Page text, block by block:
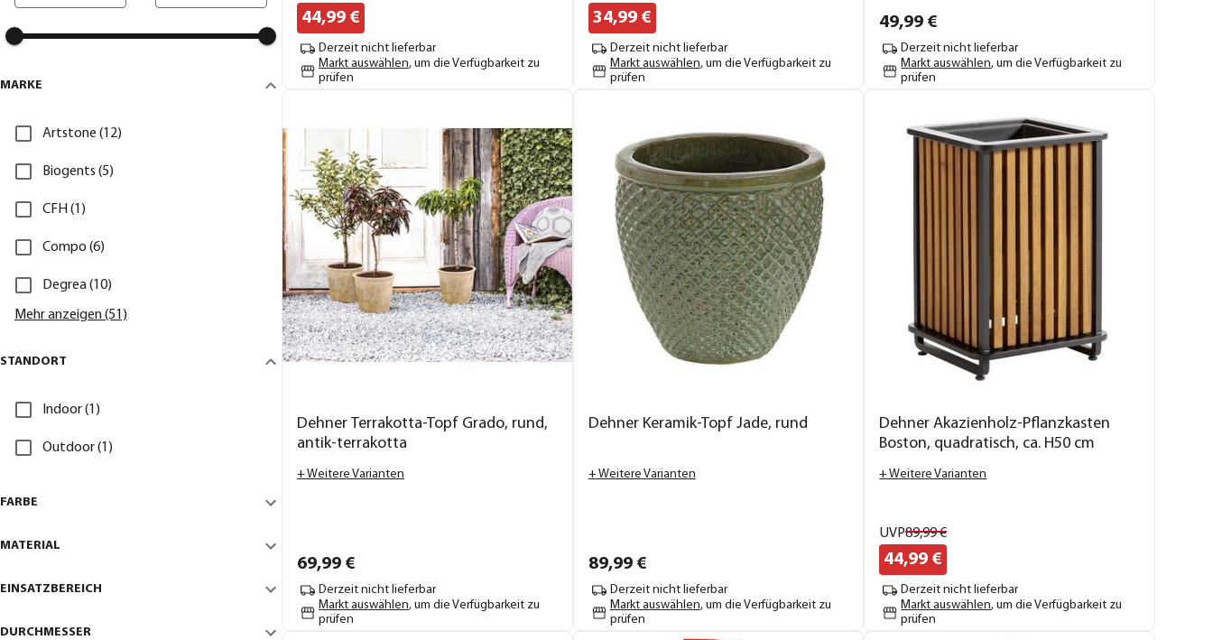
MARKE
Artstone (12)
Biogents (5)
CFH (1)
Compo (6)
Degrea (10)
Mehr anzeigen (51)
STANDORT
Indoor (1)
Outdoor (1)
FARBE
MATERIAL
EINSATZBEREICH
DURCHMESSER
44,99 €
Derzeit nicht lieferbar
Markt auswählen, um die Verfügbarkeit zu
prüfen
34,99€
Derzeit nicht lieferbar
Markt auswählen, um die Verfügbarkeit zu
prüfen
49,99 €
Derzeit nicht lieferbar
Markt auswählen, um die Verfügbarkeit zu
prüfen
Dehner Terrakotta-Topf Grado, rund,
antik-terrakotta
+ Weitere Varianten
69,99 €
Derzeit nicht lieferbar
Markt auswählen, um die Verfügbarkeit zu
prüfen
Dehner Keramik-Topf Jade, rund
+ Weitere Varianten
89,99€
Derzeit nicht lieferbar
Markt auswählen, um die Verfügbarkeit zu
prüfen
Dehner Akazienholz-Pflanzkasten
Boston, quadratisch, ca. H50 cm
+ Weitere Varianten
UVP89,99€
44,99 €
Derzeit nicht lieferbar
Markt auswählen, um die Verfügbarkeit zu
prüfen